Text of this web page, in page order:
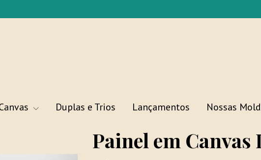
Duplas e Trios Lançamentos Nossas
Painel em Canvas